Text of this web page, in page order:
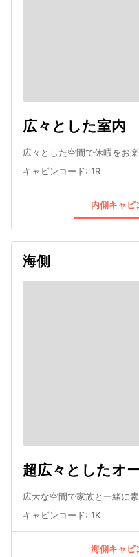
広々とした室内
広々とした空間で休暇をお楽
キャビンコード: 1R
内側キャビ
海側
超広々としたオ
広大な空間で家族と一緒に
キャビンコード: 1K
海側キャビ